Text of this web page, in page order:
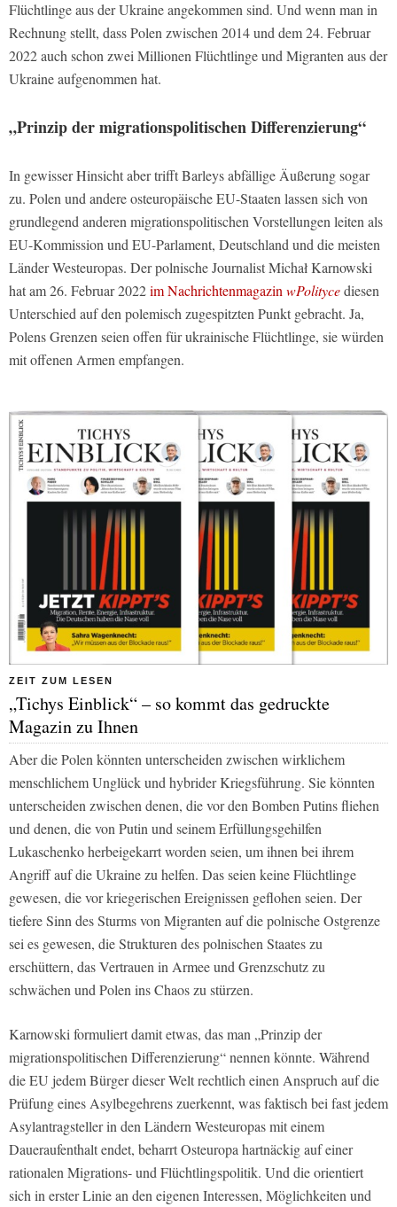
Flüchtlinge aus der Ukraine angekommen sind. Und wenn man in
Rechnung stellt, dass Polen zwischen 2014 und dem 24. Februar
2022 auch schon zwei Millionen Flüchtlinge und Migranten aus der
Ukraine aufgenommen hat.
„Prinzip der migrationspolitischen Differenzierung“
In gewisser Hinsicht aber trifft Barleys abfällige Äußerung sogar
zu. Polen und andere osteuropäische EU-Staaten lassen sich von
grundlegend anderen migrationspolitischen Vorstellungen leiten als
EU-Kommission und EU-Parlament, Deutschland und die meisten
Länder Westeuropas. Der polnische Journalist Michał Karnowski
hat am 26. Februar 2022im NachrichtenmagazinwPolitycediesen
Unterschied auf den polemisch zugespitzten Punkt gebracht. Ja,
Polens Grenzen seien offen für ukrainische Flüchtlinge, sie würden
mit offenen Armen empfangen.
ZEIT ZUM LESEN
„Tichys Einblick“ – so kommt das gedruckte
Magazin zu Ihnen
Aber die Polen könnten unterscheiden zwischen wirklichem
menschlichem Unglück und hybrider Kriegsführung. Sie könnten
unterscheiden zwischen denen, die vor den Bomben Putins fliehen
und denen, die von Putin und seinem Erfüllungsgehilfen
Lukaschenko herbeigekarrt worden seien, um ihnen bei ihrem
Angriff auf die Ukraine zu helfen. Das seien keine Flüchtlinge
gewesen, die vor kriegerischen Ereignissen geflohen seien. Der
tiefere Sinn des Sturms von Migranten auf die polnische Ostgrenze
sei es gewesen, die Strukturen des polnischen Staates zu
erschüttern, das Vertrauen in Armee und Grenzschutz zu
schwächen und Polen ins Chaos zu stürzen.
Karnowski formuliert damit etwas, das man „Prinzip der
migrationspolitischen Differenzierung“ nennen könnte. Während
die EU jedem Bürger dieser Welt rechtlich einen Anspruch auf die
Prüfung eines Asylbegehrens zuerkennt, was faktisch bei fast jedem
Asylantragsteller in den Ländern Westeuropas mit einem
Daueraufenthalt endet, beharrt Osteuropa hartnäckig auf einer
rationalen Migrations- und Flüchtlingspolitik. Und die orientiert
sich in erster Linie an den eigenen Interessen, Möglichkeiten und